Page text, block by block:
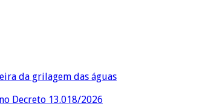
da grilagem das águas
Decreto 13.018/2026